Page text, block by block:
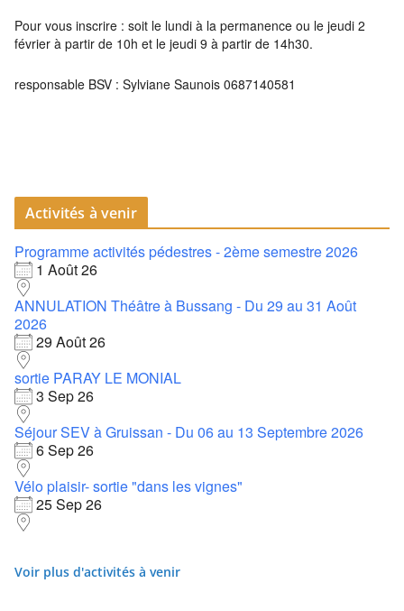
Pour vous inscrire : soit le lundi à la permanence ou le jeudi 2
février à partir de 10h et le jeudi 9 à partir de 14h30.
responsable BSV : Sylviane Saunois 0687140581
Activités à venir
Programme activités pédestres - 2ème semestre 2026
1 Août 26
ANNULATION Théâtre à Bussang - Du 29 au 31 Août
2026
29 Août 26
sortie PARAY LE MONIAL
3 Sep 26
Séjour SEV à Gruissan - Du 06 au 13 Septembre 2026
6 Sep 26
Vélo plaisir- sortie "dans les vignes"
25 Sep 26
Voir plus d'activités à venir